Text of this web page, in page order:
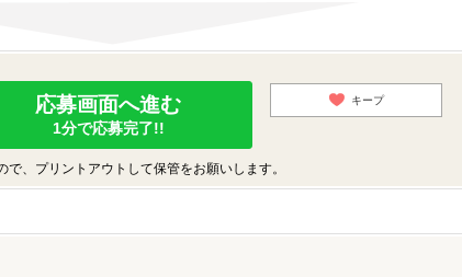
応募画面へ進む
1分で応募完了!!
キープ
、プリントアウトして保管をお願いします。